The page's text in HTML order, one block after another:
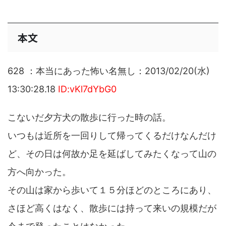
本文
628 ：本当にあった怖い名無し：2013/02/20(水)
13:30:28.18 ID:vKl7dYbG0
こないだ夕方犬の散歩に行った時の話。
いつもは近所を一回りして帰ってくるだけなんだけ
ど、その日は何故か足を延ばしてみたくなって山の
方へ向かった。
その山は家から歩いて１５分ほどのところにあり、
さほど高くはなく、散歩には持って来いの規模だが